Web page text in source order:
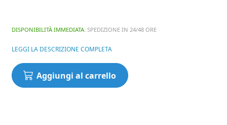
DISPONIBILITÀ IMMEDIATA: SPEDIZIONE IN 24/48 ORE
LEGGI LA DESCRIZIONE COMPLETA
Canna
feeder
Aggiungi al carrello